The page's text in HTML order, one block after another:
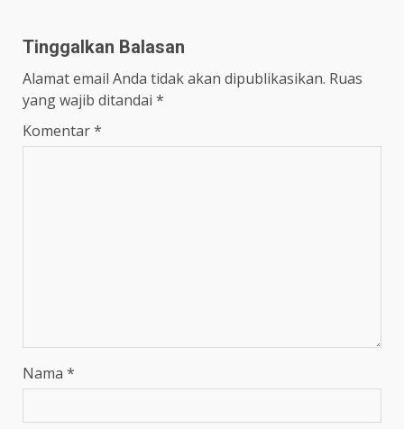
Tinggalkan Balasan
Alamat email Anda tidak akan dipublikasikan. Ruas
yang wajib ditandai *
Komentar*
Nama *